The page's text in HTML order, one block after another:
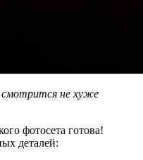
не хуже
фотосета готова!
деталей: